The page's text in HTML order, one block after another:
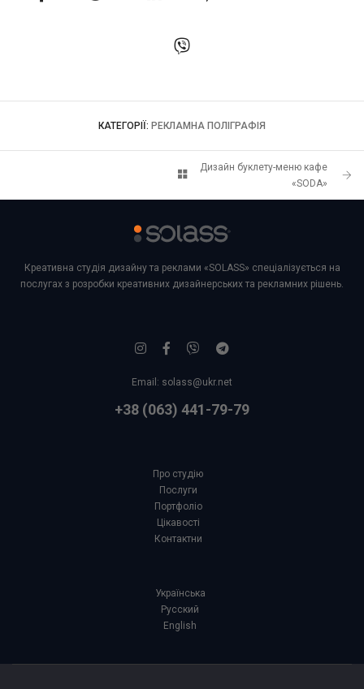
КАТЕГОРІЇ: РЕКЛАМНА ПОЛІГРАФІЯ
Дизайн буклету-меню кафе
«SODA»
Креативна студія дизайну та реклами «SOLASS» спеціалізується на
послугах з розробки креативних дизайнерських та рекламних рішень.
Email: solass@ukr.net
+38 (063) 441-79-79
Про студію
Послуги
Портфоліо
Цікавості
Контактни
Українська
Русский
English